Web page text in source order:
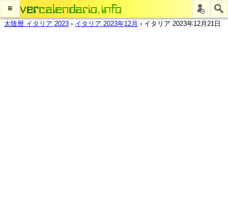
≡
太陰暦 イタリア 2023 › イタリア 2023年12月 › イタリア 2023年12月21日